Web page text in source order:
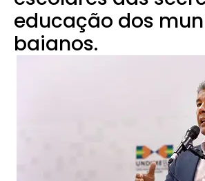
educação dos
baianos.